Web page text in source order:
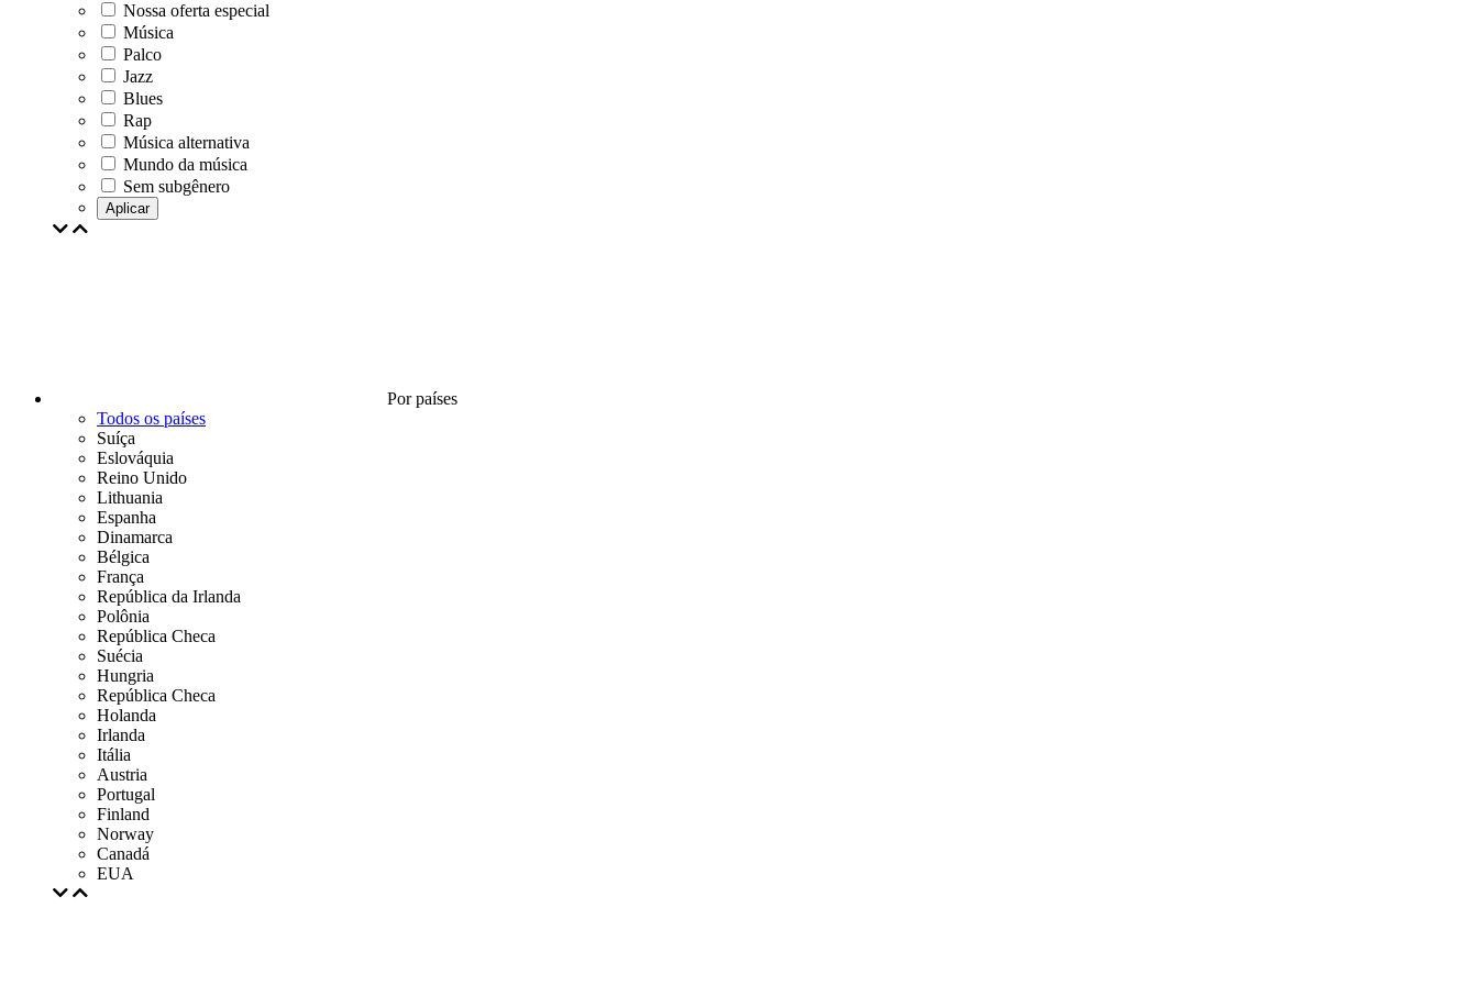
Nossa oferta especial
Música
Palco
Jazz
Blues
Rap
Música alternativa
Mundo da música
Sem subgênero
Aplicar
Por países
Todos os países
Suíça
Eslováquia
Reino Unido
Lithuania
Espanha
Dinamarca
Bélgica
França
República da Irlanda
Polônia
República Checa
Suécia
Hungria
República Checa
Holanda
Irlanda
Itália
Austria
Portugal
Finland
Norway
Canadá
EUA